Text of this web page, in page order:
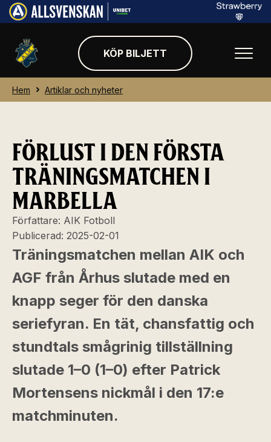
KÖP BILJETT
Hem Artiklar och nyheter
FÖRLUST I DEN FÖRSTA
TRÄNINGSMATCHEN I
MARBELLA
Författare: AIK Fotboll
Publicerad: 2025-02-01
Träningsmatchen mellan AIK och
AGF från Århus slutade med en
knapp seger för den danska
seriefyran. En tät, chansfattig och
stundtals smågrinig tillställning
slutade 1–0 (1–0) efter Patrick
Mortensens nickmål i den 17:e
matchminuten.